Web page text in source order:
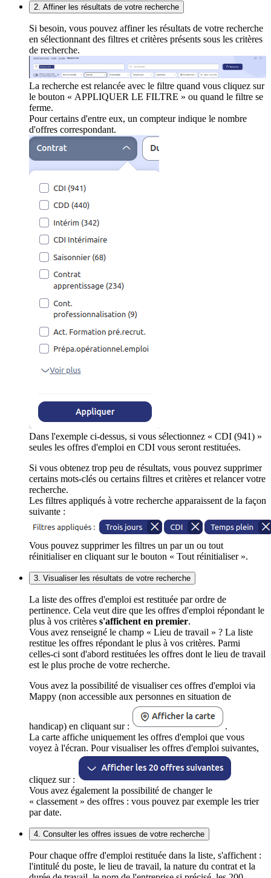
2. Affiner les résultats de votre recherche
Si besoin, vous pouvez affiner les résultats de votre recherche
en sélectionnant des filtres et critères présents sous les critères
de recherche.
La recherche est relancée avec le filtre quand vous cliquez sur
le bouton « APPLIQUER LE FILTRE » ou quand le filtre se
ferme.
Pour certains d'entre eux, un compteur indique le nombre
d'offres correspondant.
Dans l'exemple ci-dessus, si vous sélectionnez « CDI (941) »
seules les offres d'emploi en CDI vous seront restituées.
Si vous obtenez trop peu de résultats, vous pouvez supprimer
certains mots-clés ou certains filtres et critères et relancer votre
recherche.
Les filtres appliqués à votre recherche apparaissent de la façon
suivante :
Vous pouvez supprimer les filtres un par un ou tout
réinitialiser en cliquant sur le bouton « Tout réinitialiser ».
3. Visualiser les résultats de votre recherche
La liste des offres d'emploi est restituée par ordre de
pertinence. Cela veut dire que les offres d'emploi répondant le
plus à vos critères s'affichent en premier.
Vous avez renseigné le champ « Lieu de travail » ? La liste
restitue les offres répondant le plus à vos critères. Parmi
celles-ci sont d'abord restituées les offres dont le lieu de travail
est le plus proche de votre recherche.
Vous avez la possibilité de visualiser ces offres d'emploi via
Mappy (non accessible aux personnes en situation de
handicap) en cliquant sur :
.
La carte affiche uniquement les offres d'emploi que vous
voyez à l'écran. Pour visualiser les offres d'emploi suivantes,
cliquez sur :
Vous avez également la possibilité de changer le
« classement » des offres : vous pouvez par exemple les trier
par date.
4. Consulter les offres issues de votre recherche
Pour chaque offre d'emploi restituée dans la liste, s'affichent :
l'intitulé du poste, le lieu de travail, la nature du contrat et la